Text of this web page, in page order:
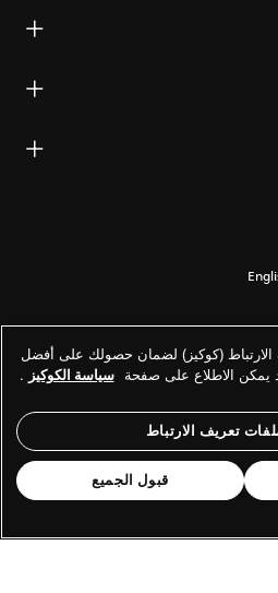
(كوكيز) لضمان حصولك على أفضل
يمكن الاطلاع على صفحة سياسة الكوكيز .
تعريف الارتباط
قبول الجميع